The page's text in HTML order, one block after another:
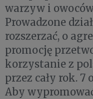
warzyw i
Prowadzone
rozszerzać, o
promocję
korzystanie z
przez cały rok.
Aby